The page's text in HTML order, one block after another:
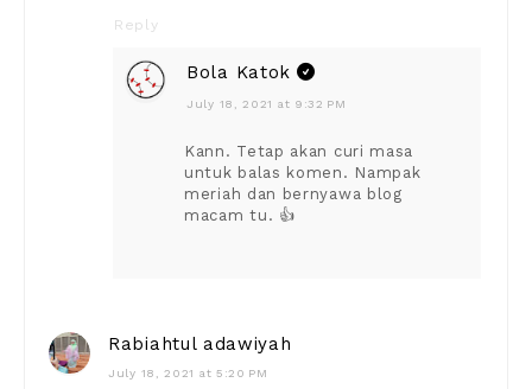
Reply
Bola Katok
July 18, 2021 at 9:32 PM
Kann. Tetap akan curi masa
untuk balas komen. Nampak
meriah dan bernyawa blog
macam tu. 👍
Rabiahtul adawiyah
July 18, 2021 at 5:20 PM